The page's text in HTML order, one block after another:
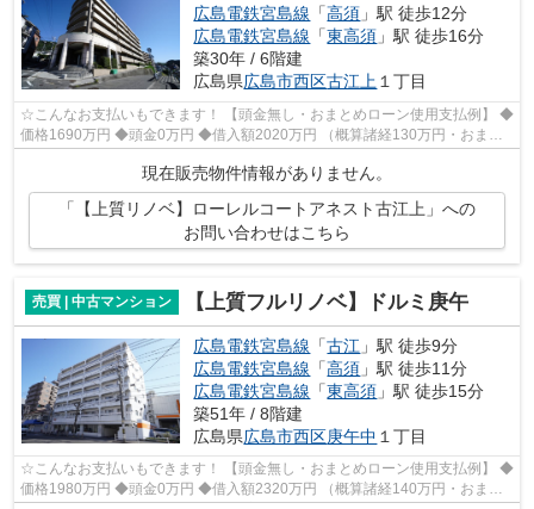
広島電鉄宮島線 「高須 」駅 徒歩12分
広島電鉄宮島線 「東高須 」駅 徒歩16分
築30年 / 6階建
広島県広島市西区古江上 １丁目
☆こんなお支払いもできます！ 【頭金無し・おまとめローン使用支払例】 ◆
価格1690万円 ◆頭金0万円 ◆借入額2020万円 （概算諸経130万円・おまと
めローン200万円込） ◆年利0.6％ 変動...
現在販売物件情報がありません。
「【上質リノベ】ローレルコートアネスト古江上」への
お問い合わせはこちら
売買 | 中古マンション 【上質フルリノベ】ドルミ庚午
広島電鉄宮島線 「古江 」駅 徒歩9分
広島電鉄宮島線 「高須 」駅 徒歩11分
広島電鉄宮島線 「東高須 」駅 徒歩15分
築51年 / 8階建
広島県広島市西区庚午中 １丁目
☆こんなお支払いもできます！ 【頭金無し・おまとめローン使用支払例】 ◆
価格1980万円 ◆頭金0万円 ◆借入額2320万円 （概算諸経140万円・おまと